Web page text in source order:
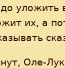
уложить
их, а
Оле-